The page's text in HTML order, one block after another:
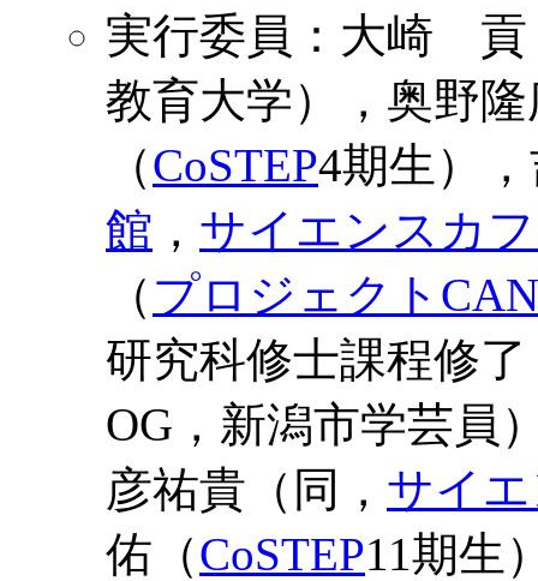
実行委員：大崎 貢
教育大学），奥野
（CoSTEP4期生）
館 ， サイエンスカ
（ プロジェクト
研究科修士課程修了
OG，新潟市学芸員
彦祐貴（同， サイ
佑（CoSTEP11期生